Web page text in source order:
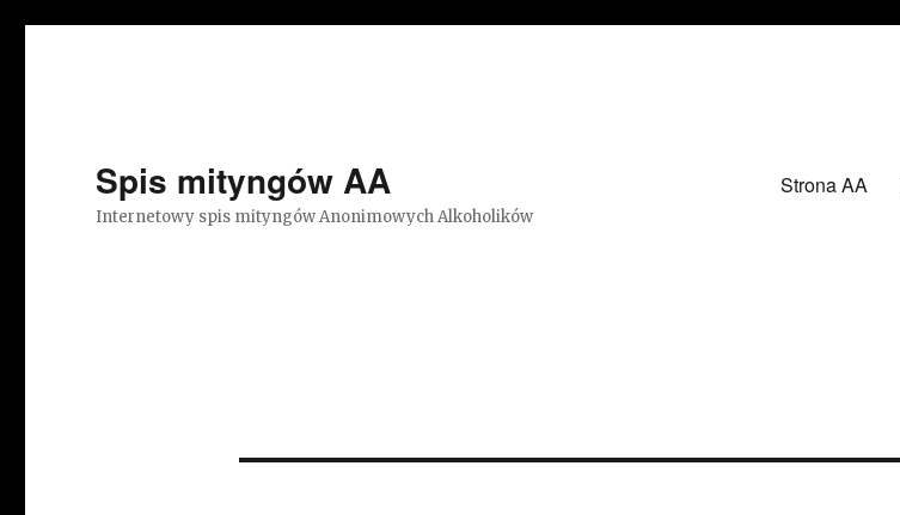
Spis mityngów AA
Internetowy spis mityngów Anonimowych Alkoholików
Strona AA